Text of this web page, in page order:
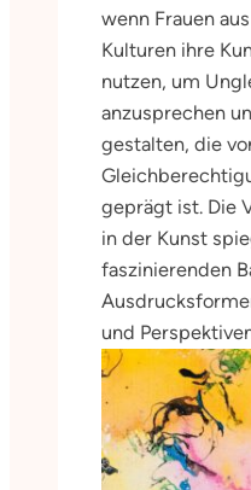
wenn Frauen
Kulturen ihre
nutzen, um
anzusprechen
gestalten, die
geprägt ist. Die
in der Kunst
faszinierenden
und